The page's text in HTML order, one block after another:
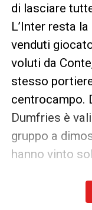
di lasciare
L’Inter resta
venduti
voluti da
stesso
centrocampo.
Dumfries è
gruppo a
hanno vinto
CHAMPIONS
totale. Per il